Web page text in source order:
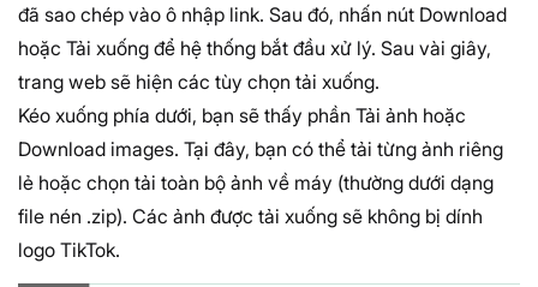
đã sao chép vào ô nhập link. Sau đó, nhấn nút Download
hoặc Tải xuống để hệ thống bắt đầu xử lý. Sau vài giây,
trang web sẽ hiện các tùy chọn tải xuống.
Kéo xuống phía dưới, bạn sẽ thấy phần Tải ảnh hoặc
Download images. Tại đây, bạn có thể tải từng ảnh riêng
lẻ hoặc chọn tải toàn bộ ảnh về máy (thường dưới dạng
file nén .zip). Các ảnh được tải xuống sẽ không bị dính
logo TikTok.